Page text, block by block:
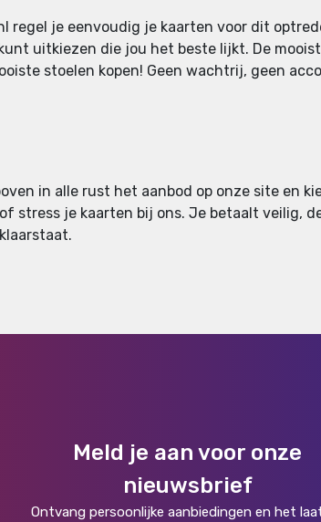
regel je eenvoudig je kaarten voor dit
uitkiezen die jou het beste lijkt. De
stoelen kopen! Geen wachtrij, geen
in alle rust het aanbod op onze site en
stress je kaarten bij ons. Je betaalt veilig,
Meld je aan voor onze
nieuwsbrief
Ontvang persoonlijke aanbiedingen en het